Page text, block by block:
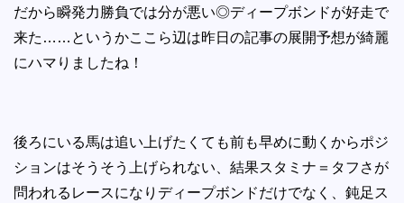
だから瞬発力勝負では分が悪い◎ディープボンドが好走で
来た……というかここら辺は昨日の記事の展開予想が綺麗
にハマりましたね！
後ろにいる馬は追い上げたくても前も早めに動くからポジ
ションはそうそう上げられない、結果スタミナ＝タフさが
問われるレースになりディープボンドだけでなく、鈍足ス